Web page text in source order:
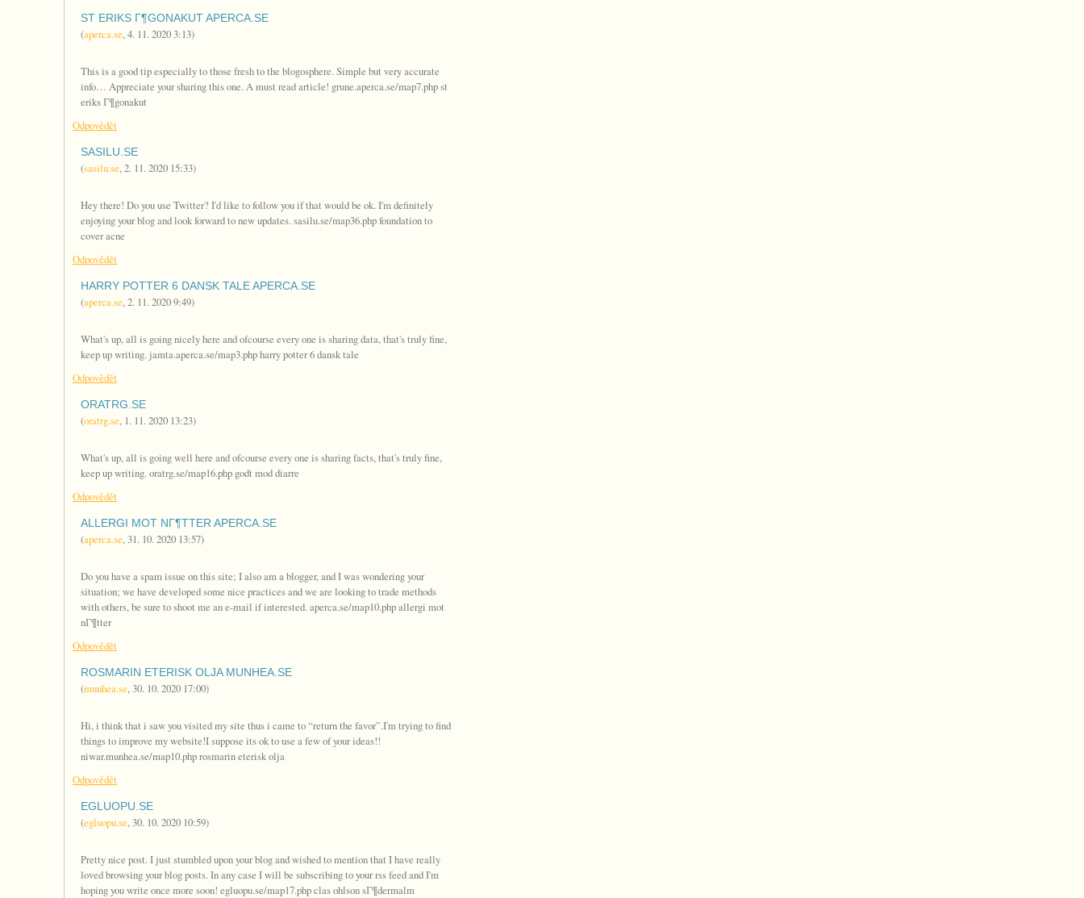
ST ERIKS Г¶GONAKUT APERCA.SE
(aperca.se,4. 11. 20203:13)
This is a good tip especially to those fresh to the blogosphere. Simple but very accurate
info… Appreciate your sharing this one. A must read article! grune.aperca.se/map7.php st
eriks Г¶gonakut
Odpovědět
SASILU.SE
(sasilu.se,2. 11. 2020 15:33)
Hey there! Do you use Twitter? I'd like to follow you if that would be ok. I'm definitely
enjoying your blog and look forward to new updates. sasilu.se/map36.php foundation to
cover acne
Odpovědět
HARRY POTTER 6 DANSK TALE APERCA.SE
(aperca.se,2. 11. 20209:49)
What's up, all is going nicely here and ofcourse every one is sharing data, that's truly fine,
keep up writing. jamta.aperca.se/map3.php harry potter 6 dansk tale
Odpovědět
ORATRG.SE
(oratrg.se, 1. 11. 2020 13:23)
What's up, all is going well here and ofcourse every one is sharing facts, that's truly fine,
keep up writing. oratrg.se/map16.php godt mod diarre
Odpovědět
ALLERGI MOT NГ¶TTER APERCA.SE
(aperca.se,31. 10. 2020 13:57)
Do you have a spam issue on this site; I also am a blogger, and I was wondering your
situation; we have developed some nice practices and we are looking to trade methods
with others, be sure to shoot me an e-mail if interested. aperca.se/map10.php allergi mot
nГ¶tter
Odpovědět
ROSMARIN ETERISK OLJA MUNHEA.SE
(munhea.se,30. 10. 2020 17:00)
Hi, i think that i saw you visited my site thus i came to “return the favor”.I'm trying to find
things to improve my website!I suppose its ok to use a few of your ideas!!
niwar.munhea.se/map10.php rosmarin eterisk olja
Odpovědět
EGLUOPU.SE
(egluopu.se,30. 10. 2020 10:59)
Pretty nice post. I just stumbled upon your blog and wished to mention that I have really
loved browsing your blog posts. In any case I will be subscribing to your rss feed and I'm
hoping you write once more soon! egluopu.se/map17.php clas ohlson sГ¶dermalm